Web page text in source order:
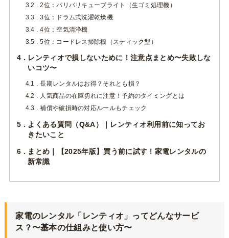
3.2
2位：パリパリキューブライト（生ゴミ処理機）
3.3
3位：ドラム式洗濯乾燥機
3.4
4位：空気清浄機
3.5
5位：コードレス掃除機（スティック型）
4
レンティオで損しないために！注意点まとめ〜失敗しな
いコツ〜
4.1
長期レンタルはお得？それとも損？
4.2
人気商品の在庫切れに注意！予約のタイミングとは
4.3
補償や破損時の対応ルールもチェック
5
よくある質問（Q&A）｜レンティオ利用前に知ってお
きたいこと
6
まとめ｜【2025年版】買う前に試す！家電レンタルの
新常識
家電のレンタル「 レンティオ」ってどんなサービ
ス？〜基本の仕組みと使い方〜